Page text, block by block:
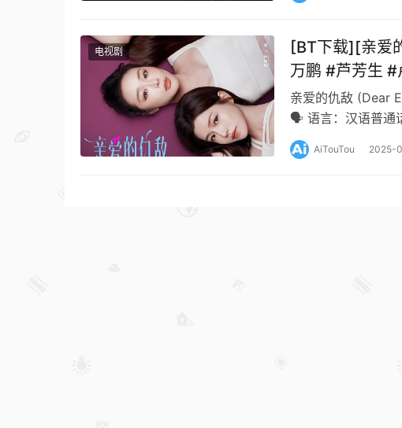
电视剧
[BT下载][亲爱
万鹏 #芦芳生 #
亲爱的仇敌 (Dear
🗣️ 语言：汉语普通
AiTouTou 2025-